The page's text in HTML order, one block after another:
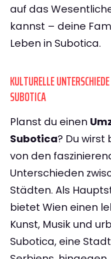
auf das
kannst – deine
Leben in Subotica.
KULTURELLE
SUBOTICA
Planst du einen
Subotica? Du wirst
von den
Unterschieden
Städten. Als
bietet Wien einen
Kunst, Musik und
Subotica, eine